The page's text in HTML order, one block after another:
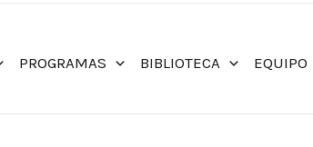
PROGRAMAS BIBLIOTECA EQUIPO